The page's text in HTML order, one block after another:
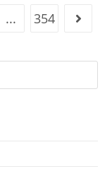
... 354 Go to